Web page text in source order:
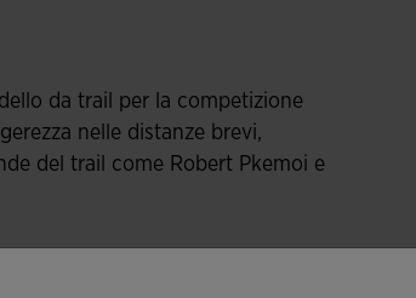
da trail per la competizione
nelle distanze brevi,
del trail come Robert Pkemoi e
traspirante grazie alle perforazioni
dell'aria all'interno delle